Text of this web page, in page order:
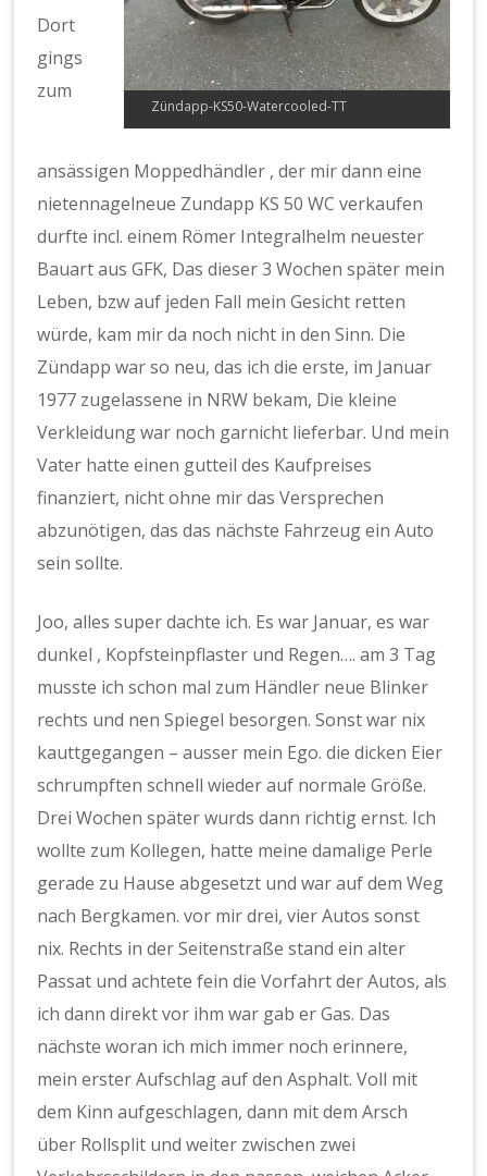
Zündapp-KS50-Watercooled-TT
Dort
gings
zum
ansässigen Moppedhändler , der mir dann eine
nietennagelneue Zundapp KS 50 WC verkaufen
durfte incl. einem Römer Integralhelm neuester
Bauart aus GFK, Das dieser 3 Wochen später mein
Leben, bzw auf jeden Fall mein Gesicht retten
würde, kam mir da noch nicht in den Sinn. Die
Zündapp war so neu, das ich die erste, im Januar
1977 zugelassene in NRW bekam, Die kleine
Verkleidung war noch garnicht lieferbar. Und mein
Vater hatte einen gutteil des Kaufpreises
finanziert, nicht ohne mir das Versprechen
abzunötigen, das das nächste Fahrzeug ein Auto
sein sollte.
Joo, alles super dachte ich. Es war Januar, es war
dunkel , Kopfsteinpflaster und Regen…. am 3 Tag
musste ich schon mal zum Händler neue Blinker
rechts und nen Spiegel besorgen. Sonst war nix
kauttgegangen – ausser mein Ego. die dicken Eier
schrumpften schnell wieder auf normale Größe.
Drei Wochen später wurds dann richtig ernst. Ich
wollte zum Kollegen, hatte meine damalige Perle
gerade zu Hause abgesetzt und war auf dem Weg
nach Bergkamen. vor mir drei, vier Autos sonst
nix. Rechts in der Seitenstraße stand ein alter
Passat und achtete fein die Vorfahrt der Autos, als
ich dann direkt vor ihm war gab er Gas. Das
nächste woran ich mich immer noch erinnere,
mein erster Aufschlag auf den Asphalt. Voll mit
dem Kinn aufgeschlagen, dann mit dem Arsch
über Rollsplit und weiter zwischen zwei